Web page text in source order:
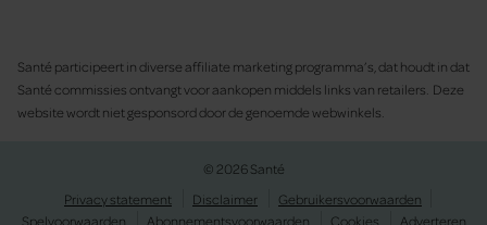
Santé participeert in diverse affiliate marketing programma’s, dat houdt in dat
Santé commissies ontvangt voor aankopen middels links van retailers. Deze
website wordt niet gesponsord door de genoemde webwinkels.
© 2026 Santé
Privacy statement
Disclaimer
Gebruikersvoorwaarden
Spelvoorwaarden
Abonnementsvoorwaarden Cookies Adverteren